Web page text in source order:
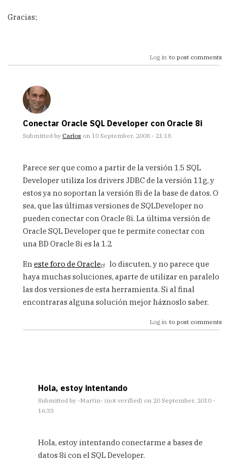
Gracias;
Log in to post comments
Conectar Oracle SQL Developer con Oracle 8i
Submitted by Carlos on 10 September, 2008 - 21:18
reply
Conectar
con
Oracle
by
Anonimo
(not
Parece ser que como a partir de la versión 1.5 SQL
Developer utiliza los drivers JDBC de la versión 11g, y
estos ya no soportan la versión 8i de la base de datos. O
sea, que las últimas versiones de SQLDeveloper no
pueden conectar con Oracle 8i. La última versión de
Oracle SQL Developer que te permite conectar con
una BD Oracle 8i es la 1.2
Eneste foro de Oracle
lo discuten, y no parece que
haya muchas soluciones, aparte de utilizar en paralelo
las dos versiones de esta herramienta. Si al final
encontraras alguna solución mejor háznoslo saber.
Log in to post comments
Hola, estoy intentando
Submitted by -Martin- (not verified) on 20 September, 2010 -
16:33
reply
Conectar
Hola, estoy intentando conectarme a bases de
datos 8i con el SQL Developer.